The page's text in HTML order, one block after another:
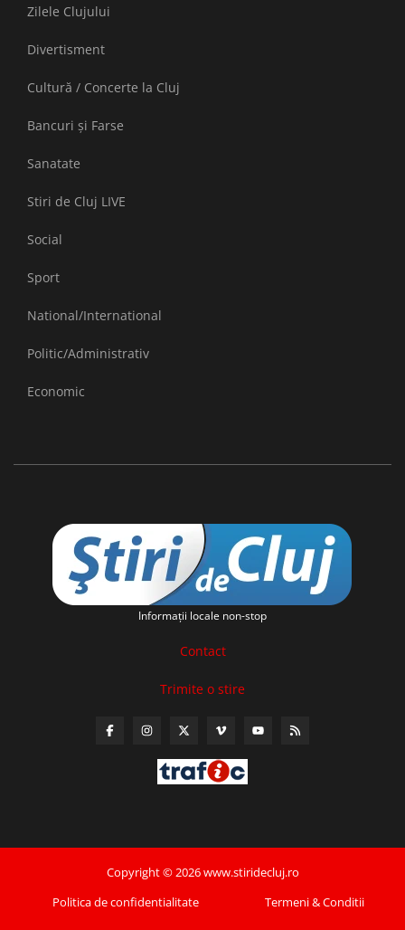
Zilele Clujului
Divertisment
Cultură / Concerte la Cluj
Bancuri și Farse
Sanatate
Stiri de Cluj LIVE
Social
Sport
National/International
Politic/Administrativ
Economic
Informaţii locale non-stop
Contact
Trimite o stire
Copyright © 2026 www.stiridecluj.ro
Politica de confidentialitate
Termeni & Conditii